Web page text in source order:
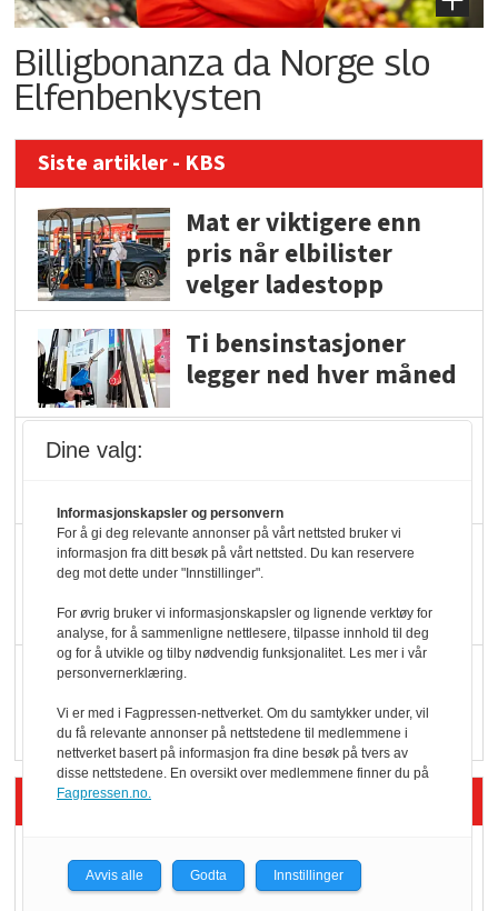
Billigbonanza da Norge slo
Elfenbenkysten
Siste artikler - KBS
Mat er viktigere enn
pris når elbilister
velger ladestopp
Ti bensinstasjoner
legger ned hver måned
KBS-bransjen i
endring: Stadig større
serveringstilbud
Vokser med ferdigmat
i dagligvare
Siste artikler - Butikk i praksis
Rema-flaggskip
dundrer videre
Dine valg:
Informasjonskapsler og personvern
For å gi deg relevante annonser på vårt nettsted bruker vi
informasjon fra ditt besøk på vårt nettsted. Du kan reservere
deg mot dette under "Innstillinger".
For øvrig bruker vi informasjonskapsler og lignende verktøy for
analyse, for å sammenligne nettlesere, tilpasse innhold til deg
og for å utvikle og tilby nødvendig funksjonalitet. Les mer i vår
personvernerklæring.
Vi er med i Fagpressen-nettverket. Om du samtykker under, vil
du få relevante annonser på nettstedene til medlemmene i
nettverket basert på informasjon fra dine besøk på tvers av
disse nettstedene. En oversikt over medlemmene finner du på
Fagpressen.no.
Avvis alle Godta Innstillinger